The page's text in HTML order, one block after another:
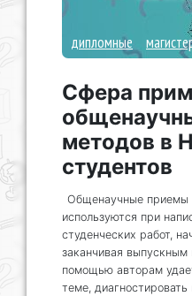
дипломные
Сфера
методов в
студентов
Общенаучные приемы
используются при
студенческих работ,
заканчивая
помощью авторам
теме,